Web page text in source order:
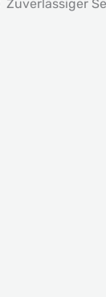
Zuverlässiger